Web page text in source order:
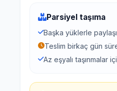
Parsiyel taşıma
Başka yüklerle
Teslim birkaç gün
Az eşyalı taşınmalar